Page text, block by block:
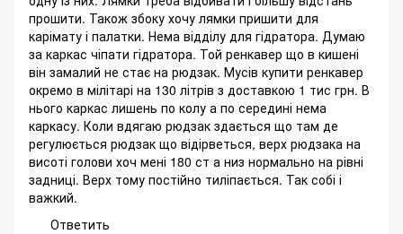
прошити. Також збоку хочу лямки пришити для
карімату і палатки. Нема відділу для гідратора. Думаю
за каркас чіпати гідратора. Той ренкавер що в кишені
він замалий не стає на рюдзак. Мусів купити ренкавер
окремо в мілітарі на 130 літрів з доставкою 1 тис грн. В
нього каркас лишень по колу а по середині нема
каркасу. Коли вдягаю рюдзак здається що там де
регулюється рюдзак що відірветься, верх рюдзака на
висоті голови хоч мені 180 ст а низ нормально на рівні
задниці. Верх тому постійно тиліпається. Так собі і
важкий.
Ответить